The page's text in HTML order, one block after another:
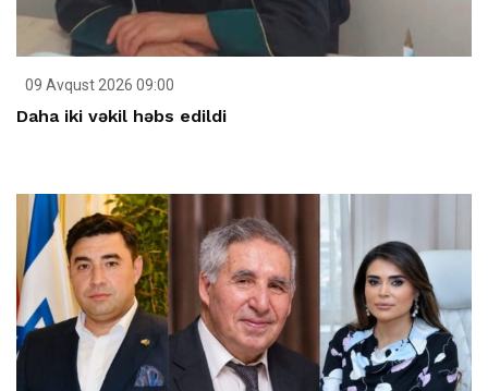
09 Avqust 2026 09:00
Daha iki vəkil həbs edildi